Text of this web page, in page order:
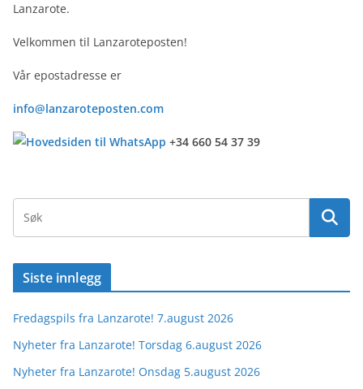
Lanzarote.
Velkommen til Lanzaroteposten!
Vår epostadresse er
info@lanzaroteposten.com
+34 660 54 37 39
Siste innlegg
Fredagspils fra Lanzarote! 7.august 2026
Nyheter fra Lanzarote! Torsdag 6.august 2026
Nyheter fra Lanzarote! Onsdag 5.august 2026